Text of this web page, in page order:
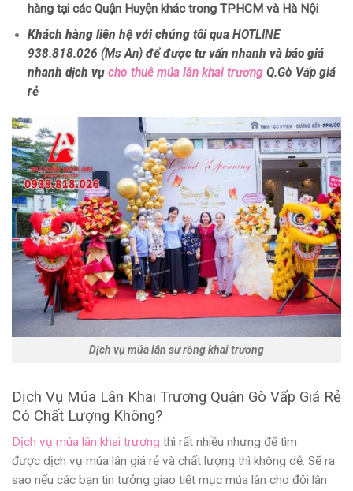
hàng tại các Quận Huyện khác trong TPHCM và Hà Nội
Khách hàng liên hệ với chúng tôi quaHOTLINE
938.818.026 (Ms An)để được tư vấn nhanh và báo giá
nhanh dịch vụcho thuê múa lân khai trương Q.Gò Vấp giá
rẻ
Dịch vụ múa lân sư rồng khai trương
Dịch Vụ Múa Lân Khai Trương Quận Gò Vấp Giá Rẻ
Có Chất Lượng Không?
Dịch vụ múa lân khai trương thì rất nhiều nhưng để tìm
được dịch vụ múa lân giá rẻ và chất lượng thì không dễ. Sẽ ra
sao nếu các bạn tin tưởng giao tiết mục múa lân cho đội lân